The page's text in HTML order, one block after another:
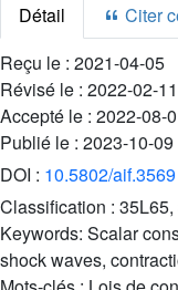
Détail
Citer
Reçu le : 2021-04-05
Révisé le : 2022-02-11
Accepté le : 2022-08-
Publié le : 2023-10-09
DOI : 10.5802/aif.3569
Classification :
Keywords: Scalar
shock waves,